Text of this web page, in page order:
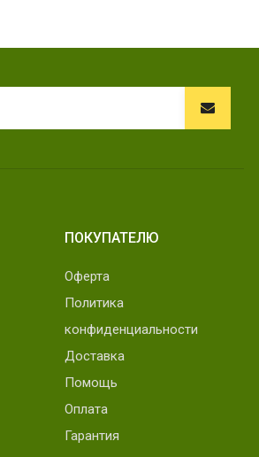
ПОКУПАТЕЛЮ
Оферта
Политика
конфиденциальности
Доставка
Помощь
Оплата
Гарантия